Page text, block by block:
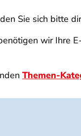
Sie sich bitte
wir Ihre
Themen-